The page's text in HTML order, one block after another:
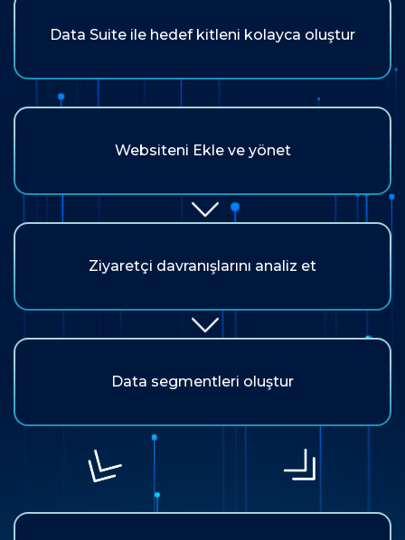
Data Suite ile hedef kitleni kolayca oluştur
Websiteni Ekle ve yönet
Ziyaretçi davranışlarını analiz et
Data segmentleri oluştur